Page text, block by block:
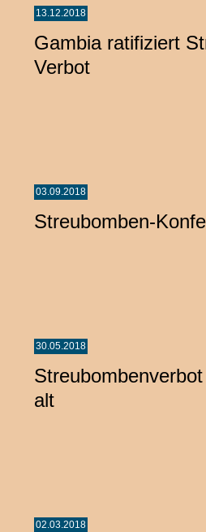
13.12.2018
Gambia ratifiziert
Verbot
03.09.2018
Streubomben-
30.05.2018
alt
02.03.2018